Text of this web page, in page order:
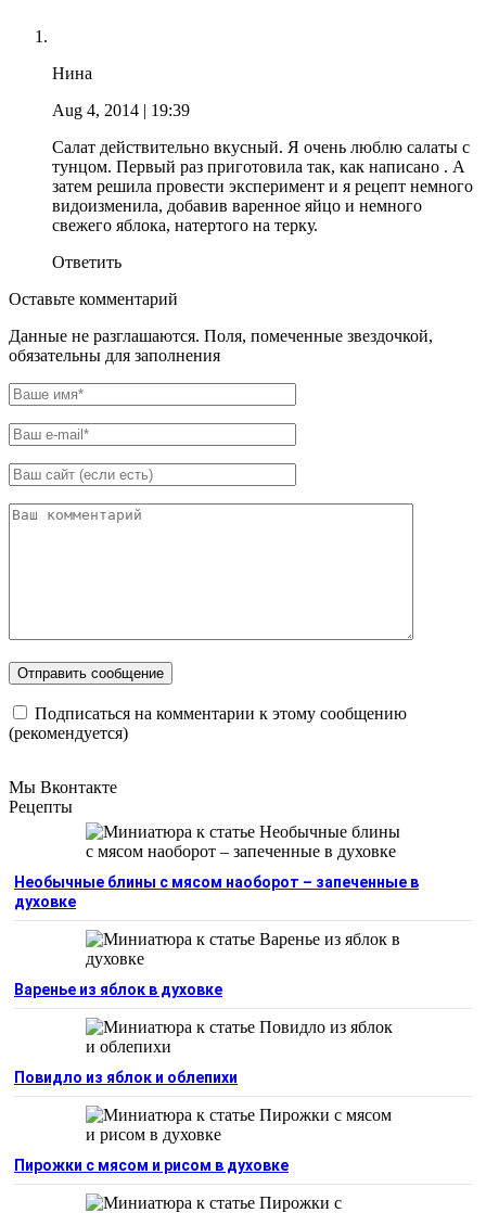
Нина
Aug 4, 2014 | 19:39
Салат действительно вкусный. Я очень люблю салаты с
тунцом. Первый раз приготовила так, как написано . А
затем решила провести эксперимент и я рецепт немного
видоизменила, добавив варенное яйцо и немного
свежего яблока, натертого на терку.
Ответить
Оставьте комментарий
Данные не разглашаются. Поля, помеченные звездочкой,
обязательны для заполнения
Подписаться на комментарии к этому сообщению
(рекомендуется)
Мы Вконтакте
Рецепты
Необычные блины с мясом наоборот – запеченные в
духовке
Варенье из яблок в духовке
Повидло из яблок и облепихи
Пирожки с мясом и рисом в духовке